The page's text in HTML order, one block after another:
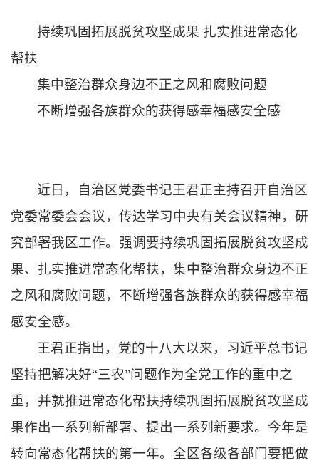
持续巩固拓展脱贫攻坚成果 扎实推进常态化
帮扶
集中整治群众身边不正之风和腐败问题
不断增强各族群众的获得感幸福感安全感
近日，自治区党委书记王君正主持召开自治区
党委常委会会议，传达学习中央有关会议精神，研
究部署我区工作。强调要持续巩固拓展脱贫攻坚成
果、扎实推进常态化帮扶，集中整治群众身边不正
之风和腐败问题，不断增强各族群众的获得感幸福
感安全感。
王君正指出， 党的十八大以来， 习近平总书记
坚持把解决好“三农”问题作为全党工作的重中之
重，并就推进常态化帮扶持续巩固拓展脱贫攻坚成
果作出一系列新部署、提出一系列新要求。今年是
转向常态化帮扶的第一年。全区各级各部门要把做